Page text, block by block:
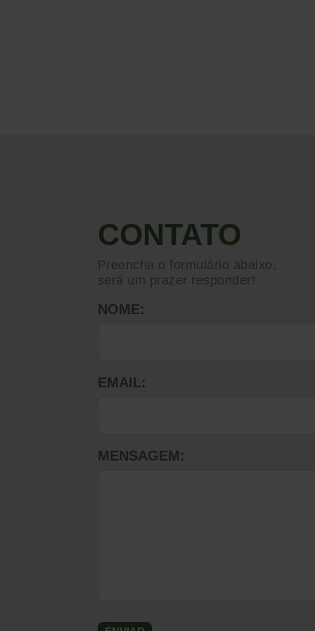
CONTATO
Preencha o formulário abaixo,
será um prazer responder!
NOME:
EMAIL:
MENSAGEM: